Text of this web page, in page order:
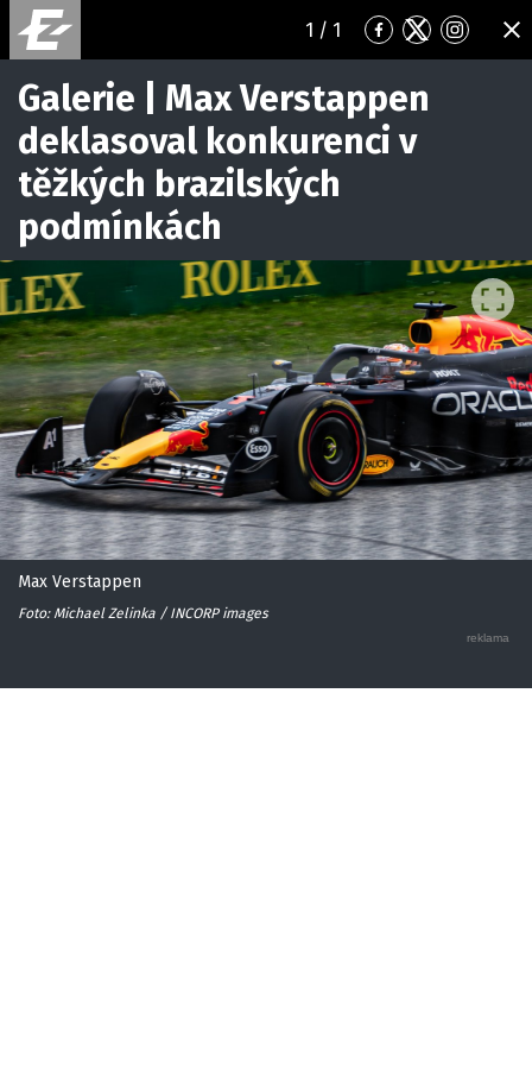
1 / 1
Přejít
na
Facebook
Přejít
na
Twitter
Přejít
na
Galerie | Max Verstappen
deklasoval konkurenci v
těžkých brazilských
podmínkách
Max Verstappen
Foto: Michael Zelinka / INCORP images